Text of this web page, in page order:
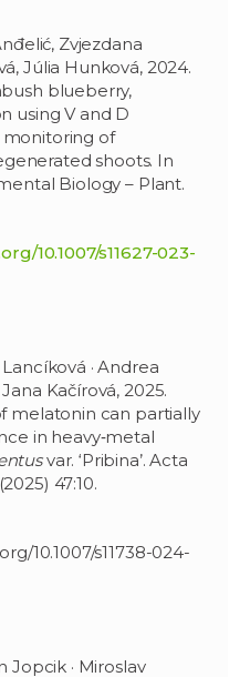
Zvjezdana
Júlia Hunková, 2024.
blueberry,
using V and D
monitoring of
shoots. In
Biology – Plant.
10.1007/s11627-023-
· Andrea
Kačírová, 2025.
melatonin can partially
in heavy‑metal
var. ‘Pribina’. Acta
47:10.
10.1007/s11738-024-
Jopcik · Miroslav